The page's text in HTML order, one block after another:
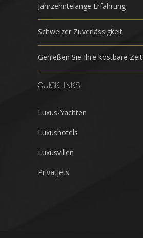
Jahrzehntelange Erfahrung
Schweizer Zuverlässigkeit
Genießen Sie Ihre kostbare Zeit
QUICKLINKS
Luxus-Yachten
Luxushotels
Luxusvillen
Privatjets